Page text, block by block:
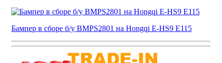
Бампер в сборе б/у BMPS2801 на Hongqi E-HS9 E115